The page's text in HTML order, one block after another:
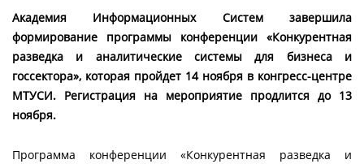
Академия Информационных Систем завершила
формирование программы конференции «Конкурентная
разведка и аналитические системы для бизнеса и
госсектора», которая пройдет 14 ноября в конгресс-центре
МТУСИ. Регистрация на мероприятие продлится до 13
ноября.
Программа конференции «Конкурентная разведка и